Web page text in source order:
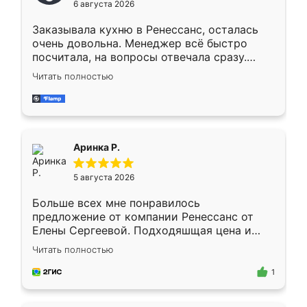
мебели буду заказывать только здесь.
6 августа 2026
Заказывала кухню в Ренессанс, осталась
очень довольна. Менеджер всё быстро
посчитала, на вопросы отвечала сразу.
Замерщик приехал в субботу, подошёл к
делу со всей ответственностью. Собрали
за день, ребята работали аккуратно, даже
Читать полностью
Аринка Р.
5 августа 2026
Больше всех мне понравилось
предложение от компании Ренессанс от
Елены Сергеевой. Подходяшщая цена и
короткие сроки изготовления. Приехавший
для замера сотрудник Владислав
предложил по моему эскизу самый
Читать полностью
1